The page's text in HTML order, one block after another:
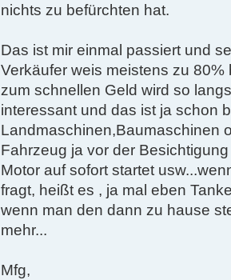
nichts zu befürchten hat.
Das ist mir einmal passiert und
Verkäufer weis meistens zu
zum schnellen Geld wird so
interessant und das ist ja schon
Landmaschinen,Baumaschinen
Fahrzeug ja vor der
Motor auf sofort startet
fragt, heißt es , ja mal eben
wenn man den dann zu hause
mehr...
Mfg,